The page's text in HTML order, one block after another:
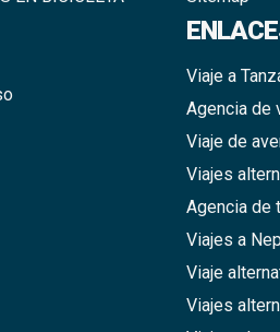
Viaje a
Agencia de
Viaje de
Viajes
Agencia de
Viajes a
Viaje
Viajes